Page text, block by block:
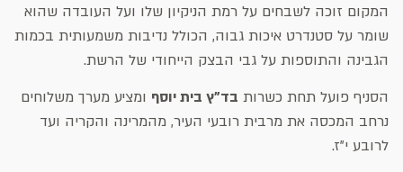
המקום זוכה לשבחים על רמת הניקיון שלו ועל העובדה שהוא
שומר על סטנדרט איכות גבוה, הכולל נדיבות משמעותית בכמות
הגבינה והתוספות על גבי הבצק הייחודי של הרשת.
הסניף פועל תחת כשרות בד"ץ בית יוסף ומציע מערך משלוחים
נרחב המכסה את מרבית רובעי העיר, מהמרינה והקריה ועד
לרובע י"ז.